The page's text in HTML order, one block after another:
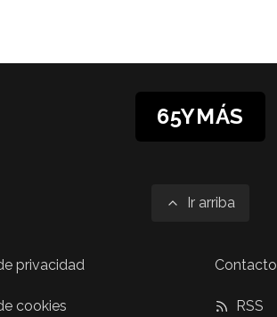
65YMÁS
Ir arriba
privacidad
cookies
Contacto
RSS